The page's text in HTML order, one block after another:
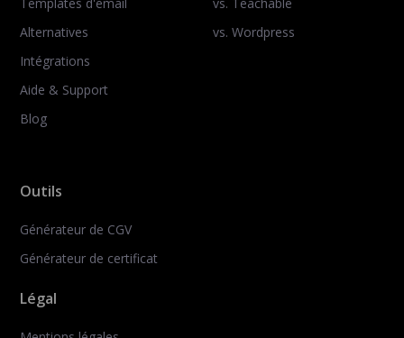
Alternatives
Intégrations
Aide & Support
Blog
vs. Wordpress
Outils
Générateur de CGV
Générateur de certificat
Légal